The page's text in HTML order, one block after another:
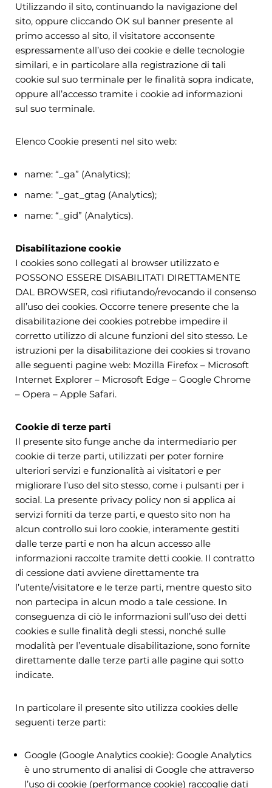
Utilizzando il sito, continuando la navigazione del
sito, oppure cliccando OK sul banner presente al
primo accesso al sito, il visitatore acconsente
espressamente all’uso dei cookie e delle tecnologie
similari, e in particolare alla registrazione di tali
cookie sul suo terminale per le finalità sopra indicate,
oppure all’accesso tramite i cookie ad informazioni
sul suo terminale.
Elenco Cookie presenti nel sito web:
name: “_ga” (Analytics);
name: “_gat_gtag (Analytics);
name: “_gid” (Analytics).
Disabilitazione cookie
I cookies sono collegati al browser utilizzato e
POSSONO ESSERE DISABILITATI DIRETTAMENTE
DAL BROWSER, così rifiutando/revocando il consenso
all’uso dei cookies. Occorre tenere presente che la
disabilitazione dei cookies potrebbe impedire il
corretto utilizzo di alcune funzioni del sito stesso. Le
istruzioni per la disabilitazione dei cookies si trovano
alle seguenti pagine web: Mozilla Firefox – Microsoft
Internet Explorer – Microsoft Edge – Google Chrome
– Opera – Apple Safari.
Cookie di terze parti
Il presente sito funge anche da intermediario per
cookie di terze parti, utilizzati per poter fornire
ulteriori servizi e funzionalità ai visitatori e per
migliorare l’uso del sito stesso, come i pulsanti per i
social. La presente privacy policy non si applica ai
servizi forniti da terze parti, e questo sito non ha
alcun controllo sui loro cookie, interamente gestiti
dalle terze parti e non ha alcun accesso alle
informazioni raccolte tramite detti cookie. Il contratto
di cessione dati avviene direttamente tra
l’utente/visitatore e le terze parti, mentre questo sito
non partecipa in alcun modo a tale cessione. In
conseguenza di ciò le informazioni sull’uso dei detti
cookies e sulle finalità degli stessi, nonché sulle
modalità per l’eventuale disabilitazione, sono fornite
direttamente dalle terze parti alle pagine qui sotto
indicate.
In particolare il presente sito utilizza cookies delle
seguenti terze parti:
Google (Google Analytics cookie): Google Analytics
è uno strumento di analisi di Google che attraverso
l’uso di cookie (performance cookie) raccoglie dati